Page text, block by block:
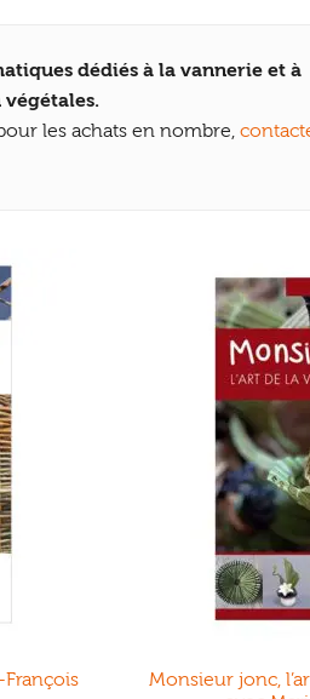
dédiés à la vannerie et à
végétales.
les achats en nombre,
François
Monsieur jonc,